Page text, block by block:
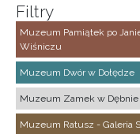
Filtry
Muzeum Pamiątek po
Wiśniczu
Muzeum Dwór w Dołędze
Muzeum Zamek w Dębnie
Muzeum Ratusz - Galeria